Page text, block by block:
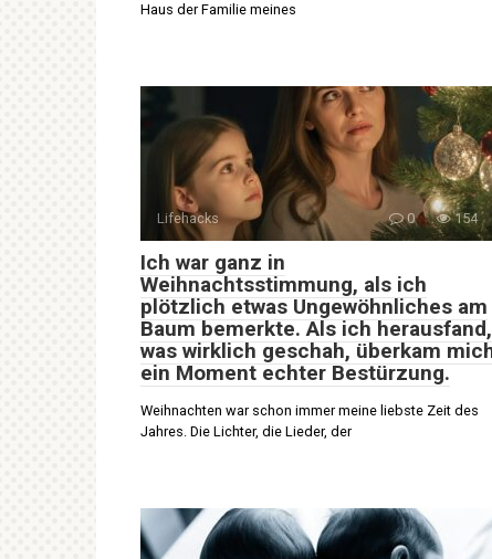
Haus der Familie meines
Lifehacks 0 154
Ich war ganz in
Weihnachtsstimmung, als ich
plötzlich etwas Ungewöhnliches am
Baum bemerkte. Als ich herausfand,
was wirklich geschah, überkam
ein Moment echter Bestürzung.
Weihnachten war schon immer meine liebste Zeit des
Jahres. Die Lichter, die Lieder, der